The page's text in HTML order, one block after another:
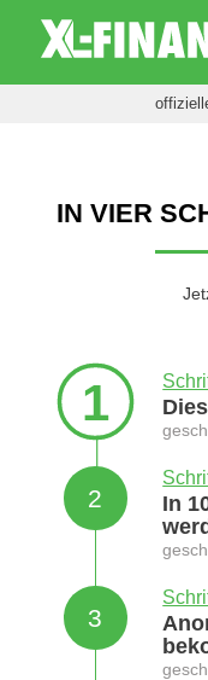
IN VIER
1
2
In
3